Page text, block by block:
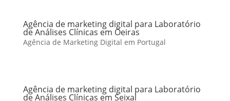
Agência de marketing digital para Laboratório
de Análises Clínicas em Oeiras
Agência de Marketing Digital em Portugal
Agência de marketing digital para Laboratório
de Análises Clínicas em Seixal